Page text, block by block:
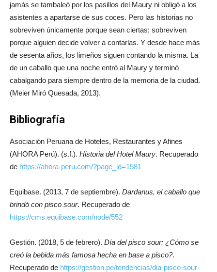
jamás se tambaleó por los pasillos del Maury ni obligó a los
asistentes a apartarse de sus coces. Pero las historias no
sobreviven únicamente porque sean ciertas; sobreviven
porque alguien decide volver a contarlas. Y desde hace más
de sesenta años, los limeños siguen contando la misma. La
de un caballo que una noche entró al Maury y terminó
cabalgando para siempre dentro de la memoria de la ciudad.
(Meier Miró Quesada, 2013).
Bibliografía
Asociación Peruana de Hoteles, Restaurantes y Afines
(AHORA Perú). (s.f.). Historia del Hotel Maury. Recuperado
de https://ahora-peru.com/?page_id=1581
Equibase. (2013, 7 de septiembre). Dardanus, el caballo que
brindó con pisco sour. Recuperado de
https://cms.equibase.com/node/552
Gestión. (2018, 5 de febrero). Día del pisco sour: ¿Cómo se
creó la bebida más famosa hecha en base a pisco?.
Recuperado de https://gestion.pe/tendencias/dia-pisco-sour-